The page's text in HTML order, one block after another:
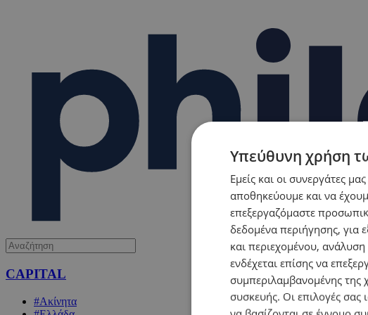
CAPITAL
#Ακίνητα
Υπεύθυνη χρήση
Εμείς και οι συνεργάτες
αποθηκεύουμε και να
επεξεργαζόμαστε
δεδομένα περιήγησης, για
και περιεχομένου,
ενδέχεται επίσης να
συμπεριλαμβανομένης της
συσκευής. Οι επιλογές σας